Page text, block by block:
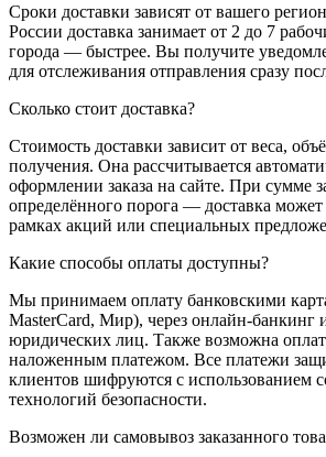
Сроки доставки зависят от вашего
России доставка занимает от 2 до 7
города — быстрее. Вы получите
для отслеживания отправления сразу
Сколько стоит доставка?
Стоимость доставки зависит от веса,
получения. Она рассчитывается
оформлении заказа на сайте. При сумме
определённого порога — доставка
рамках акций или специальных
Какие способы оплаты доступны?
Мы принимаем оплату банковскими
MasterCard, Мир), через онлайн-банкинг
юридических лиц. Также возможна
наложенным платежом. Все платежи
клиентов шифруются с использованием
технологий безопасности.
Возможен ли самовывоз заказанного